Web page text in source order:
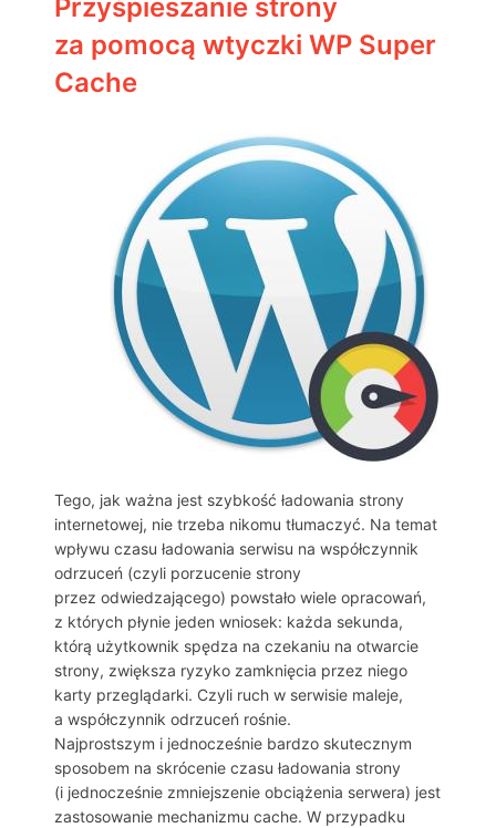
Przyśpieszanie strony
za pomocą wtyczki WP Super
Cache
Tego, jak ważna jest szybkość ładowania strony
internetowej, nie trzeba nikomu tłumaczyć. Na temat
wpływu czasu ładowania serwisu na współczynnik
odrzuceń (czyli porzucenie strony
przez odwiedzającego) powstało wiele opracowań,
z których płynie jeden wniosek: każda sekunda,
którą użytkownik spędza na czekaniu na otwarcie
strony, zwiększa ryzyko zamknięcia przez niego
karty przeglądarki. Czyli ruch w serwisie maleje,
a współczynnik odrzuceń rośnie.
Najprostszym i jednocześnie bardzo skutecznym
sposobem na skrócenie czasu ładowania strony
(i jednocześnie zmniejszenie obciążenia serwera) jest
zastosowanie mechanizmu cache. W przypadku